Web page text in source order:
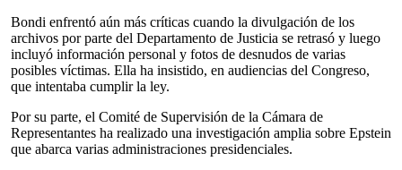
Bondi enfrentó aún más críticas cuando la divulgación de los
archivos por parte del Departamento de Justicia se retrasó y luego
incluyó información personal y fotos de desnudos de varias
posibles víctimas. Ella ha insistido, en audiencias del Congreso,
que intentaba cumplir la ley.
Por su parte, el Comité de Supervisión de la Cámara de
Representantes ha realizado una investigación amplia sobre Epstein
que abarca varias administraciones presidenciales.